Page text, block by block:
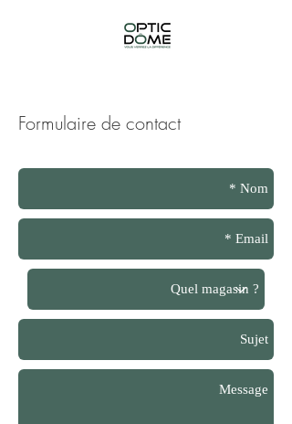
Formulaire de contact